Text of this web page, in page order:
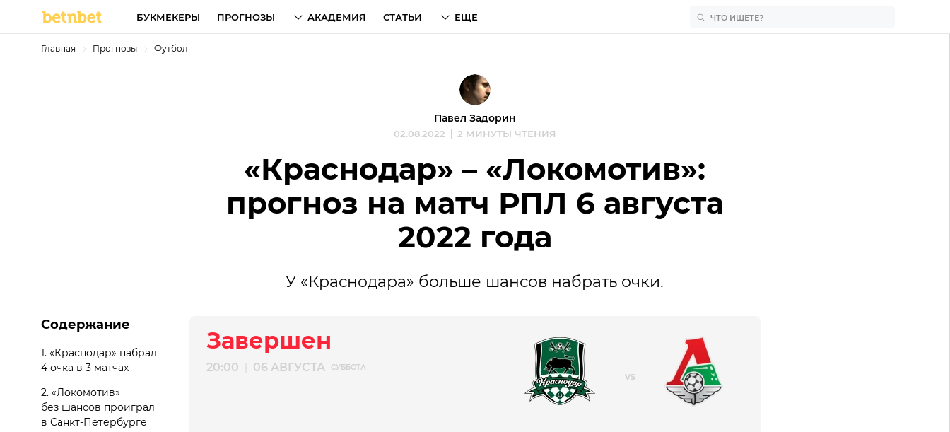
БУКМЕКЕРЫ ПРОГНОЗЫ АКАДЕМИЯ СТАТЬИ ЕЩЕ
Главная Прогнозы Футбол
Павел Задорин
02.08.2022 2 МИНУТЫ ЧТЕНИЯ
«Краснодар» – «Локомотив»:
прогноз на матч РПЛ 6 августа
2022 года
У «Краснодара» больше шансов набрать очки.
Содержание
1. «Краснодар» набрал
4 очка в 3 матчах
2. «Локомотив»
без шансов проиграл
в Санкт-Петербурге
Завершен
20:00 06 АВГУСТА СУББОТА